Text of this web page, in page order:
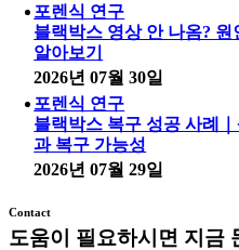
포렌식 연구
블랙박스 영상 안 나옴? 원
알아보기
2026년 07월 30일
포렌식 연구
블랙박스 복구 성공 사례
과 복구 가능성
2026년 07월 29일
Contact
도움이 필요하시면 지금